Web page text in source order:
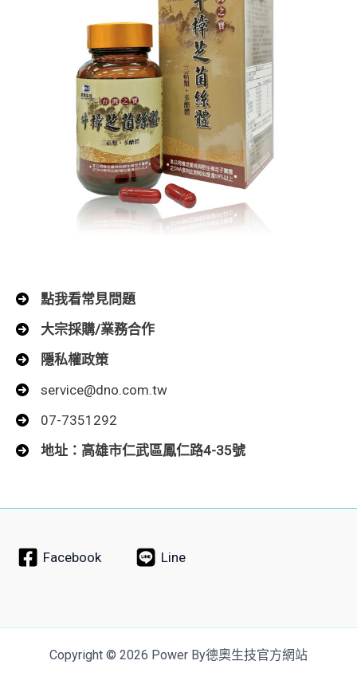
點我看常見問題
大宗採購/業務合作
隱私權政策
service@dno.com.tw
07-7351292
地址：高雄市仁武區鳳仁路4-35號
Facebook Line
Copyright © 2026 Power By德奧生技官方網站